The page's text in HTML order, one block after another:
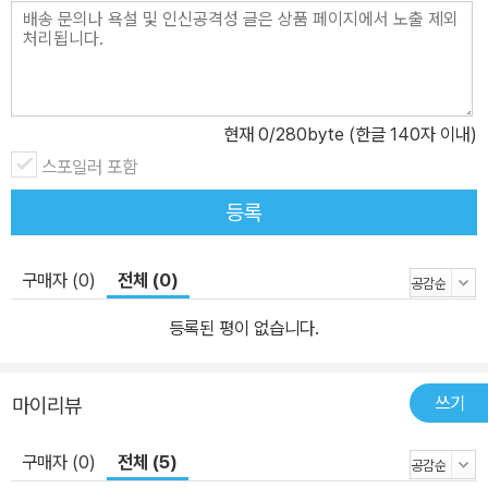
현재 0/280byte (한글 140자 이내)
스포일러 포함
등록
구매자 (0) 전체 (0)
등록된 평이 없습니다.
마이리뷰 쓰기
구매자 (0) 전체 (5)